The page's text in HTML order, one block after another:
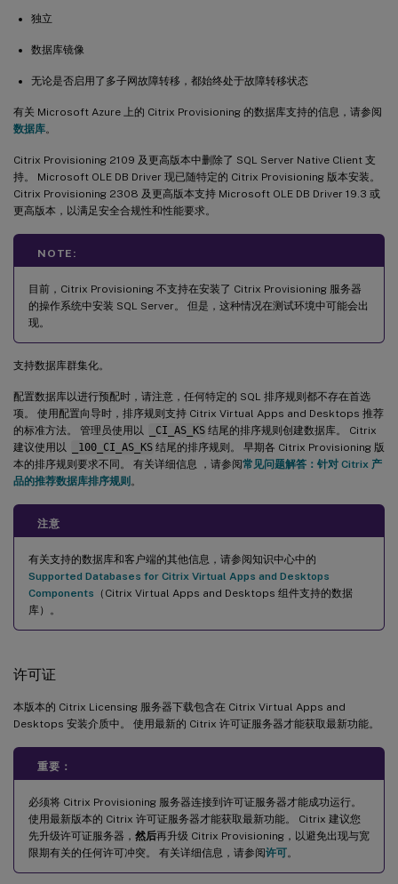
独立
数据库镜像
无论是否启用了多子网故障转移，都始终处于故障转移状态
有关 Microsoft Azure 上的 Citrix Provisioning 的数据库支持的信息，请参阅
数据库。
Citrix Provisioning 2109 及更高版本中删除了 SQL Server Native Client 支
持。 Microsoft OLE DB Driver 现已随特定的 Citrix Provisioning 版本安装。
Citrix Provisioning 2308 及更高版本支持 Microsoft OLE DB Driver 19.3 或
更高版本，以满足安全合规性和性能要求。
NOTE:
目前，Citrix Provisioning 不支持在安装了 Citrix Provisioning 服务器
的操作系统中安装 SQL Server。 但是，这种情况在测试环境中可能会出
现。
支持数据库群集化。
配置数据库以进行预配时，请注意，任何特定的 SQL 排序规则都不存在首选
项。 使用配置向导时，排序规则支持 Citrix Virtual Apps and Desktops 推荐
的标准方法。 管理员使用以
_CI_AS_KS 结尾的排序规则创建数据库。 Citrix
建议使用以
_100_CI_AS_KS 结尾的排序规则。 早期各 Citrix Provisioning 版
本的排序规则要求不同。 有关详细信息 ，请参阅常见问题解答：针对 Citrix 产
品的推荐数据库排序规则 。
注意
有关支持的数据库和客户端的其他信息，请参阅知识中心中的
Supported Databases for Citrix Virtual Apps and Desktops
Components （Citrix Virtual Apps and Desktops 组件支持的数据
库）。
许可证
本版本的 Citrix Licensing 服务器下载包含在 Citrix Virtual Apps and
Desktops 安装介质中。 使用最新的 Citrix 许可证服务器才能获取最新功能。
重要：
必须将 Citrix Provisioning 服务器连接到许可证服务器才能成功运行。
使用最新版本的 Citrix 许可证服务器才能获取最新功能。 Citrix 建议您
先升级许可证服务器， 然后再升级 Citrix Provisioning，以避免出现与宽
限期有关的任何许可冲突。 有关详细信息，请参阅许可。